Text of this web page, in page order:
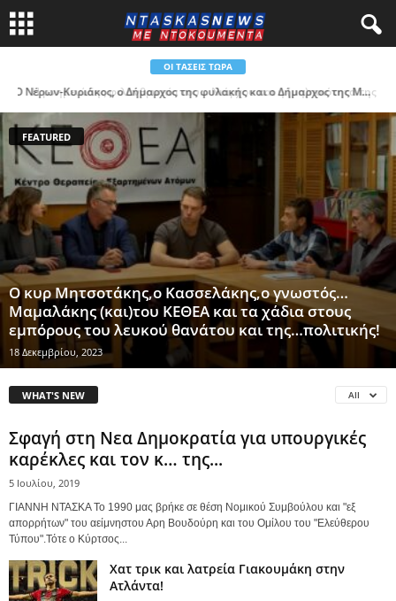
ΟΙ ΤΆΣΕΙΣ ΤΏΡΑ
Η μνημειώδης φιλανθρωπία του… Νιάρχου και η (μη)ποιότητα της (μη) δημοκρατίας μας μέσα απο συνεντεύξεις δύο διασήμων
FEATURED
Ο κυρ Μητσοτάκης,ο Κασσελάκης,ο γνωστός…
Μαμαλάκης (και)του ΚΕΘΕΑ και τα χάδια στους
εμπόρους του λευκού θανάτου και της…πολιτικής!
18 Δεκεμβρίου, 2023
WHAT'S NEW All
Σφαγή στη Νεα Δημοκρατία για υπουργικές
καρέκλες και τον κ… της...
5 Ιουλίου, 2019
ΓΙΑΝΝΗ ΝΤΑΣΚΑ Το 1990 μας βρήκε σε θέση Νομικού Συμβούλου και "εξ
απορρήτων" του αείμνηστου Αρη Βουδούρη και του Ομίλου του "Ελεύθερου
Τύπου".Τότε ο Κύρτσος...
Χατ τρικ και λατρεία Γιακουμάκη στην
Ατλάντα!